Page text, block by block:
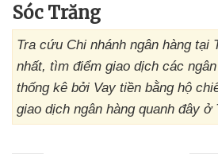
Sóc Trăng
Tra cứu Chi nhánh ngân hàng tại
nhất, tìm điểm giao dịch các
thống kê bởi Vay tiền bằng hộ
giao dịch ngân hàng quanh đây ở